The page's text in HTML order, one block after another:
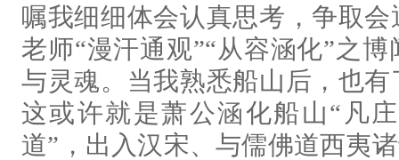
嘱我细细体会认真思考，争取
老师“漫汗通观”“从容涵化”之
与灵魂。当我熟悉船山后，也
这或许就是萧公涵化船山“凡
道”，出入汉宋、与儒佛道西夷